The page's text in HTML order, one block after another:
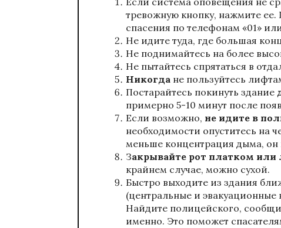
тревожную кнопку, нажмите ее.
спасения по телефонам «01» или
Не идите туда, где большая
Не поднимайтесь на более
Не пытайтесь спрятаться в
Никогда не пользуйтесь
Постарайтесь покинуть здание
примерно 5-10 минут после
Если возможно, не идите в
необходимости опуститесь на
меньше концентрация дыма, он
Закрывайте рот платком
крайнем случае, можно сухой.
Быстро выходите из здания
(центральные и эвакуационные
Найдите полицейского,
именно. Это поможет